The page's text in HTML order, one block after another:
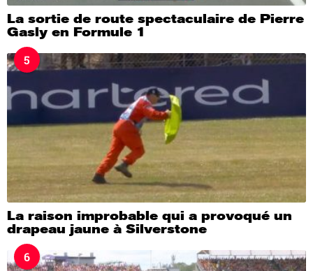
La sortie de route spectaculaire de Pierre
Gasly en Formule 1
5
La raison improbable qui a provoqué un
drapeau jaune à Silverstone
6